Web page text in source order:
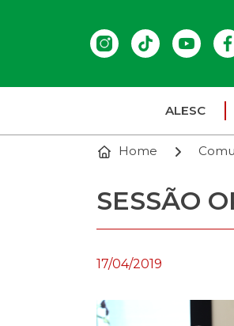
ALESC
Home
SESSÃO
17/04/2019